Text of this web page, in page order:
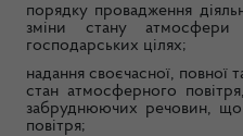
порядку провадження
зміни стану
господарських цілях;
надання своєчасної, повної
стан атмосферного
забруднюючих речовин,
повітря;